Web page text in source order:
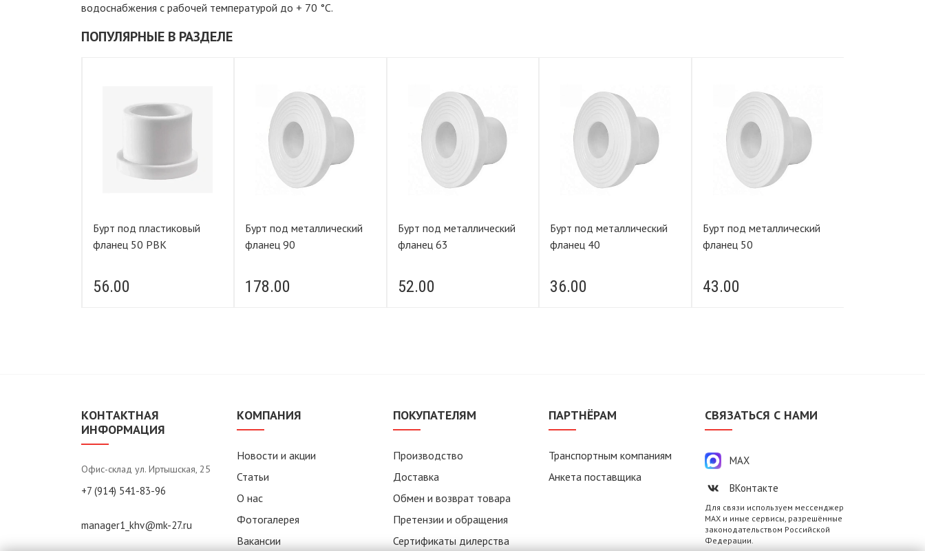
водоснабжения с рабочей температурой до + 70 °С.
ПОПУЛЯРНЫЕ В РАЗДЕЛЕ
Бурт под пластиковый
фланец 50 РВК
56.00
Бурт под металлический
фланец 90
178.00
Бурт под металлический
фланец 63
52.00
Бурт под металлический
фланец 40
36.00
Бурт под металлический
фланец 50
43.00
КОНТАКТНАЯ
ИНФОРМАЦИЯ
Офис-склад ул. Иртышская, 25
+7 (914) 541-83-96
manager1_khv@mk-27.ru
КОМПАНИЯ
Новости и акции
Статьи
О нас
Фотогалерея
Вакансии
ПОКУПАТЕЛЯМ
Производство
Доставка
Обмен и возврат товара
Претензии и обращения
Сертификаты дилерства
ПАРТНЁРАМ
Транспортным компаниям
Анкета поставщика
СВЯЗАТЬСЯ С НАМИ
MAX
ВКонтакте
Для связи используем мессенджер
MAX и иные сервисы, разрешённые
законодательством Российской
Федерации.